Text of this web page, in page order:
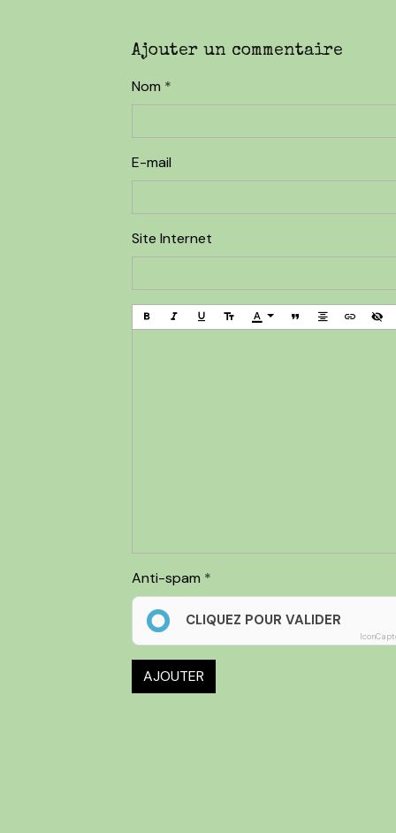
Ajouter un commentaire
Nom
E-mail
Site Internet
Anti-spam
CLIQUEZ POUR VALIDER
AJOUTER